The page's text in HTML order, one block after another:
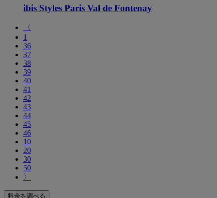
ibis Styles Paris Val de Fontenay
〈
1
36
37
38
39
40
41
42
43
44
45
46
10
20
30
50
〉
料金を調べる